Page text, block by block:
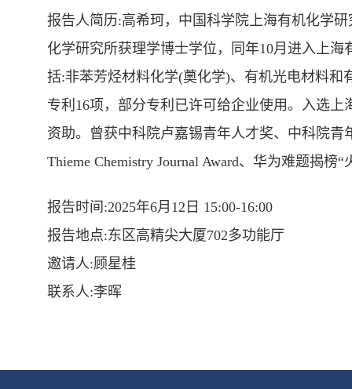
报告人简历:高希珂，中国科学院上海有机化学
化学研究所获理学博士学位，同年10月进入上海
括:非苯芳烃材料化学(薁化学)、有机光电材料和
专利 16项，部分专利已许可给企业使用。入选
资助。曾获中科院卢嘉锡青年人才奖、中科院
Thieme Chemistry Journal Award、华为难题揭榜“
报告时间 :2025年6月 12 日 15:00-16:00
报告地点:东区高精尖大厦702多功能厅
邀请人:顾星桂
联系人:李晖